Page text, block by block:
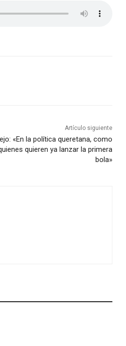
Artículo siguiente
«En la política queretana, como
quieren ya lanzar la primera
bola»